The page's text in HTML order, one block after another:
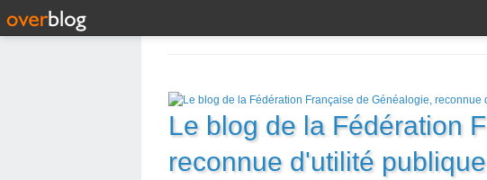
Le blog de la Fédération
reconnue d'utilité publique